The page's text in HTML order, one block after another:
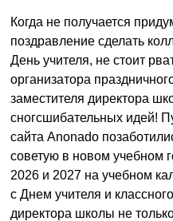
Когда не получается
поздравление сделать
День учителя, не стоит
организатора
заместителя директора
сногсшибательных идей!
сайта Anonado
советую в новом учебном
2026 и 2027 на учебном
с Днем учителя и
директора школы не